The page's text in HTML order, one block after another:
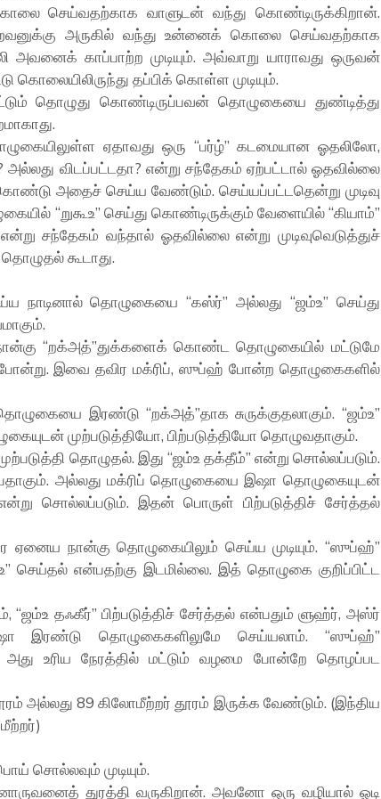
செய்வதற்காக வாளுடன் வந்து கொண்டிருக்கிறான்.
அருகில் வந்து உன்னைக் கொலை செய்வதற்காக
காப்பாற்ற முடியும். அவ்வாறு யாராவது ஒருவன்
தப்பிக் கொள்ள முடியும்.
தொழுது கொண்டிருப்பவன் தொழுகையை துண்டித்து
ஏதாவது ஒரு “பர்ழ்” கடமையான ஓதலிலோ,
விடப்பட்டதா? என்று சந்தேகம் ஏற்பட்டால் ஓதவில்லை
அதைச் செய்ய வேண்டும். செய்யப்பட்டதென்று முடிவு
“றுகூஉ” செய்து கொண்டிருக்கும் வேளையில் “கியாம்”
சந்தேகம் வந்தால் ஓதவில்லை என்று முடிவுவெடுத்துச்
கூடாது.
நாடினால் தொழுகையை “கஸ்ர்” அல்லது “ஜம்உ” செய்து
“றக்அத்”துக்களைக் கொண்ட தொழுகையில் மட்டுமே
இவை தவிர மக்ரிப், ஸுப்ஹ் போன்ற தொழுகைகளில்
இரண்டு “றக்அத்”தாக சுருக்குதலாகும். “ஜம்உ”
முற்படுத்தியோ, பிற்படுத்தியோ தொழுவதாகும்.
தொழுதல். இது “ஜம்உ தக்தீம்” என்று சொல்லப்படும்.
அல்லது மக்ரிப் தொழுகையை இஷா தொழுகையுடன்
சொல்லப்படும். இதன் பொருள் பிற்படுத்திச் சேர்த்தல்
நான்கு தொழுகையிலும் செய்ய முடியும். “ஸுப்ஹ்”
செய்தல் என்பதற்கு இடமில்லை. இத் தொழுகை குறிப்பிட்ட
“ஜம்உ தஃகீர்” பிற்படுத்திச் சேர்த்தல் என்பதும் ளுஹ்ர், அஸ்ர்
இரண்டு தொழுகைகளிலுமே செய்யலாம். “ஸுப்ஹ்”
அது உரிய நேரத்தில் மட்டும் வழமை போன்றே தொழப்பட
அல்லது 89 கிலோமீற்றர் தூரம் இருக்க வேண்டும். (இந்திய
சொல்லவும் முடியும்.
துரத்தி வருகிறான். அவனோ ஒரு வழியால் ஓடி